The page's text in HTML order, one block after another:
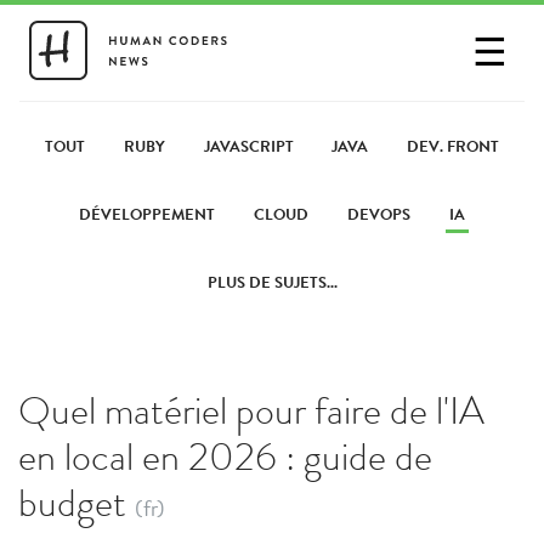
☰
PARTAGER UN LIEN
TOUT RUBY JAVASCRIPT JAVA DEV. FRONT
DÉVELOPPEMENT CLOUD DEVOPS IA
PLUS DE SUJETS...
Quel matériel pour faire de l'IA
en local en 2026 : guide de
budget (fr)